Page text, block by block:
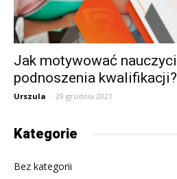
Jak motywować
podnoszenia kwalifikacji?
Urszula - 29 grudnia 2021
Kategorie
Bez kategorii